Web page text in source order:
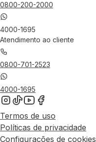
0800-200-2000
4000-1695
Atendimento ao cliente
0800-701-2523
4000-1695
Termos de uso
Políticas de privacidade
Configurações de cookies